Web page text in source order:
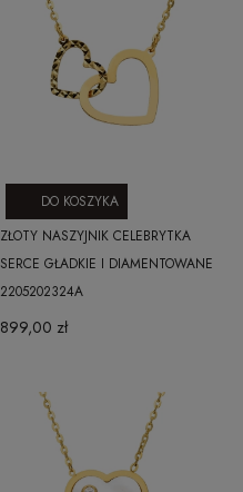
ZŁOTY NASZYJNIK CELEBRYTKA
SERCE GŁADKIE I DIAMENTOWANE
2205202324A
899,00 zł
DO KOSZYKA